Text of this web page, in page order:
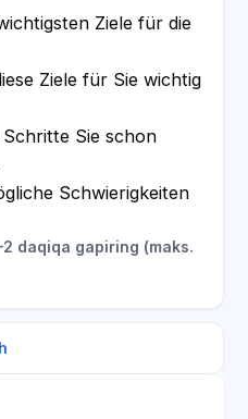
Ziele für die
Ziele für Sie wichtig
Sie schon
Schwierigkeiten
daqiqa gapiring (maks.